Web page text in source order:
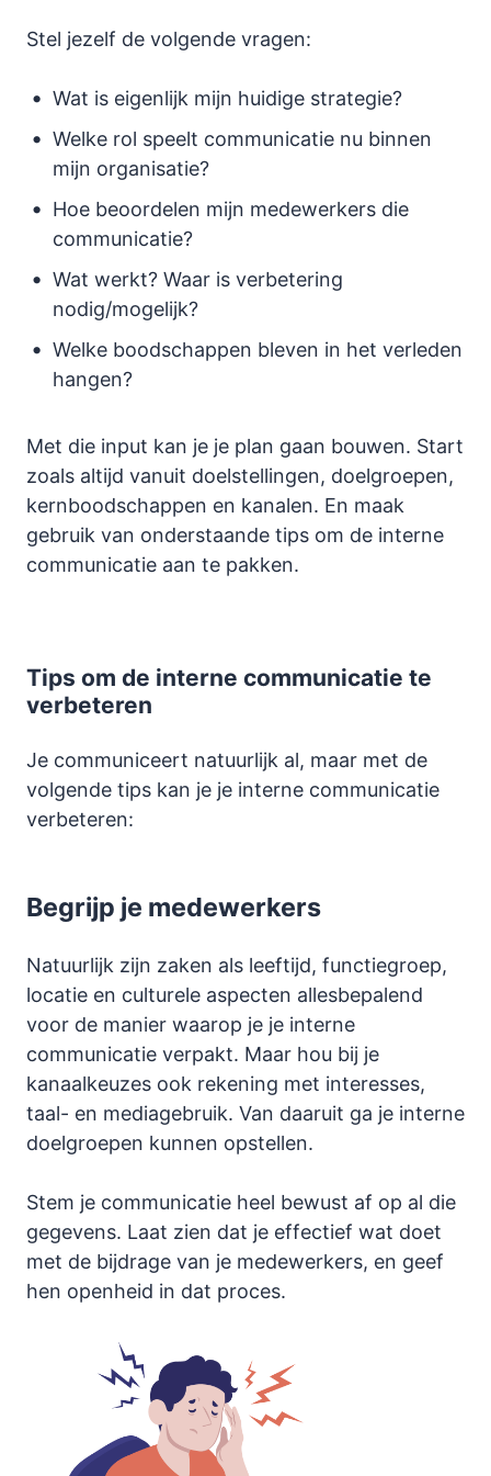
Stel jezelf de volgende vragen:
Wat is eigenlijk mijn huidige strategie?
Welke rol speelt communicatie nu binnen
mijn organisatie?
Hoe beoordelen mijn medewerkers die
communicatie?
Wat werkt? Waar is verbetering
nodig/mogelijk?
Welke boodschappen bleven in het verleden
hangen?
Met die input kan je je plan gaan bouwen. Start
zoals altijd vanuit doelstellingen, doelgroepen,
kernboodschappen en kanalen. En maak
gebruik van onderstaande tips om de interne
communicatie aan te pakken.
Tips om de interne communicatie te
verbeteren
Je communiceert natuurlijk al, maar met de
volgende tips kan je je interne communicatie
verbeteren:
Begrijp je medewerkers
Natuurlijk zijn zaken als leeftijd, functiegroep,
locatie en culturele aspecten allesbepalend
voor de manier waarop je je interne
communicatie verpakt. Maar hou bij je
kanaalkeuzes ook rekening met interesses,
taal- en mediagebruik. Van daaruit ga je interne
doelgroepen kunnen opstellen.
Stem je communicatie heel bewust af op al die
gegevens. Laat zien dat je effectief wat doet
met de bijdrage van je medewerkers, en geef
hen openheid in dat proces.